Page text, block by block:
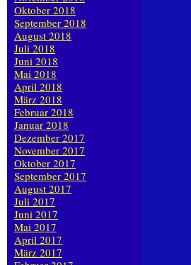
Oktober 2018
September 2018
August 2018
Juli 2018
Juni 2018
Mai 2018
April 2018
März 2018
Februar 2018
Januar 2018
Dezember 2017
November 2017
Oktober 2017
September 2017
August 2017
Juli 2017
Juni 2017
Mai 2017
April 2017
März 2017